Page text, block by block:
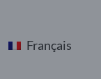
Français